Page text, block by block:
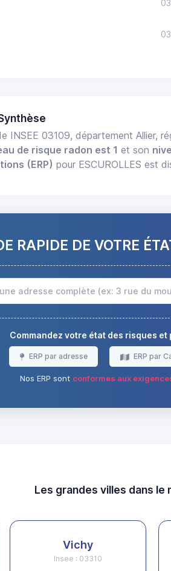
INSEE 03109, département Allier,
de risque radon est 1 et son
(ERP) pour ESCUROLLES est
RAPIDE DE VOTRE
Commandez votre état des risques
ERP par adresse ERP par
Nos ERP sont conformes aux
Les grandes villes dans
Vichy
Insee : 03310